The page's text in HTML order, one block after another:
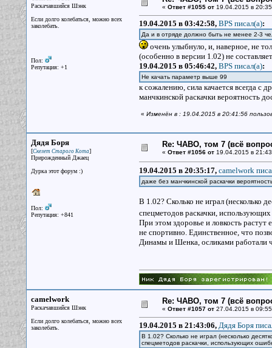
Раскачавшийся Шэнк
Если долго колебаться, можно всех
заколебать.
Пол:
Репутация: +1
« Ответ #1055 от19.04.2015 в
19.04.2015 в 03:42:58, BPS писал(a):
Да и в отряде должно быть не менее 2-3
очень улыбнуло, и, наверное, не
(особенно в версии 1.02) не
19.04.2015 в 05:46:42, BPS писал(a):
Не качать параметр выше 99
к сожалению, сила качается всегда с
манчкинской раскачки вероятность
« Изменён в : 19.04.2015 в 20:41:56
Дядя Боря
[Скелет Старого Кота]
Прирожденный Джаец
Дурка этот форум :)
Пол:
Репутация: +841
Re: ЧАВО, том 7 (всё
« Ответ #1056 от19.04.2015 в
19.04.2015 в 20:35:17, camelwork
даже без манчкинской раскачки
В 1.02? Сколько не играл (несколько
спецметодов раскачки,
При этом здоровье и ловкость растут
не спортивно. Единственное, что
Динамы и Шенка, осликами работали
camelwork
Раскачавшийся Шэнк
Если долго колебаться, можно всех
заколебать.
Re: ЧАВО, том 7 (всё
« Ответ #1057 от27.04.2015 в
19.04.2015 в 21:43:06, Дядя Боря
В 1.02? Сколько не играл (несколько
спецметодов раскачки, использующих